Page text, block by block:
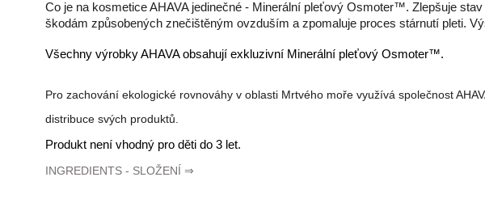
Co je na kosmetice AHAVA jedinečné - Minerální pleťový Osmoter™. Zlepšuje
škodám způsobených znečištěným ovzduším a zpomaluje proces stárnutí pleti.
Všechny výrobky AHAVA obsahují exkluzivní Minerální pleťový Osmoter™.
Pro zachování ekologické rovnováhy v oblasti Mrtvého moře využívá společnost
distribuce svých produktů.
Produkt není vhodný pro děti do 3 let.
INGREDIENTS - SLOŽENÍ ⇒